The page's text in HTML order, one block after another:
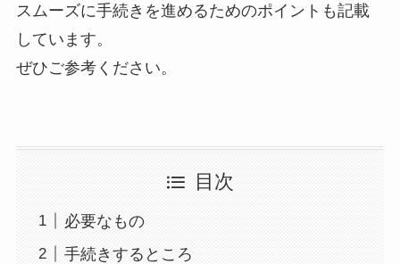
スムーズに手続きを進めるためのポイントも記載
しています。
ぜひご参考ください。
目次
必要なもの
手続きするところ